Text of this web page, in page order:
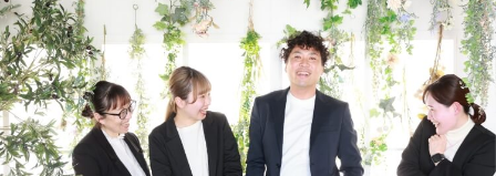
HAKAMA 卒業袴レンタル
SHICHIGOSAN
七五三・
にぶんのいち成人式